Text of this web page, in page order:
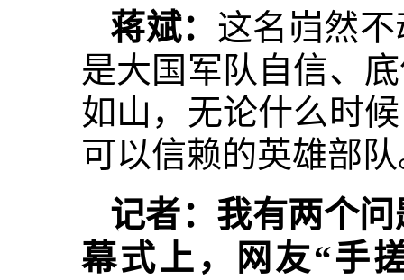
蒋斌： 这名岿然
是大国军队自信、
如山，无论什么时
可以信赖的英雄部
记者：我有两个
幕式上，网友“手